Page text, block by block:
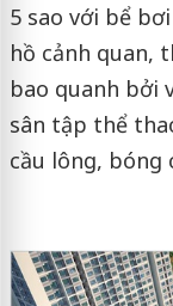
5 sao với bể
hồ cảnh quan,
bao quanh bởi
sân tập thể
cầu lông, bóng